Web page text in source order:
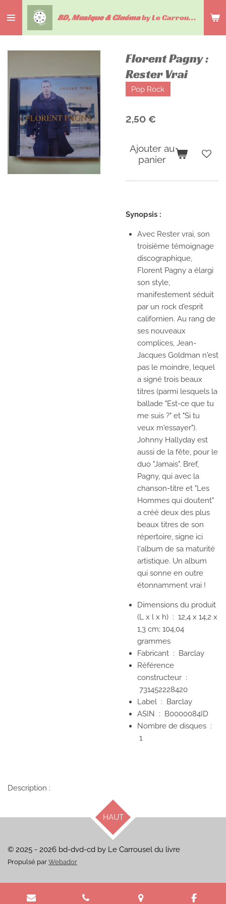
au
contenu
BD, Musique & Cinémaby Le Carrousel du livre
Florent Pagny :
Rester Vrai
Pop Rock
2,50 €
Ajouter au
panier
Synopsis :
Avec Rester vrai, son
troisième témoignage
discographique,
Florent Pagny a élargi
son style,
manifestement séduit
par un rock d'esprit
californien. Au rang de
ses nouveaux
complices, Jean-
Jacques Goldman n'est
pas le moindre, lequel
a signé trois beaux
titres (parmi lesquels la
ballade "Est-ce que tu
me suis ?" et "Si tu
veux m'essayer").
Johnny Hallyday est
aussi de la fête, pour le
duo "Jamais". Bref,
Pagny, qui avec la
chanson-titre et "Les
Hommes qui doutent"
a créé deux des plus
beaux titres de son
répertoire, signe ici
l'album de sa maturité
artistique. Un album
qui sonne en outre
étonnamment vrai !
Dimensions du produit
(L x l x h) ‏ : ‎ 12,4 x 14,2 x
1,3 cm; 104,04
grammes
Fabricant ‏ : ‎ Barclay
Référence
constructeur ‏ :
731452228420
Label ‏ : ‎ Barclay
ASIN ‏ : ‎ B0000084ID
Nombre de disques ‏ :
1
Description :
HAUT
© 2025 - 2026 bd-dvd-cd by Le Carrousel du livre
Propulsé par Webador